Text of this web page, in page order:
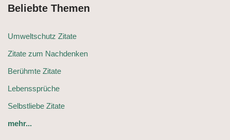
Beliebte Themen
Umweltschutz Zitate
Zitate zum Nachdenken
Berühmte Zitate
Lebenssprüche
Selbstliebe Zitate
mehr...